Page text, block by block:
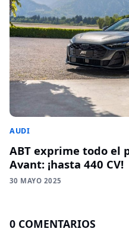
AUDI
ABT exprime todo el
Avant: ¡hasta 440 CV!
30 MAYO 2025
0 COMENTARIOS